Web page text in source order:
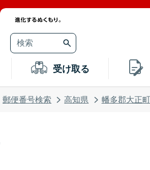
受け取る
郵便番号検索 高知県 幡多郡大正町